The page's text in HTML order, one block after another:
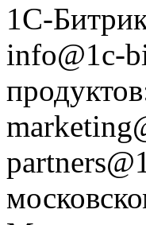
1С-
info@1c-
продуктов